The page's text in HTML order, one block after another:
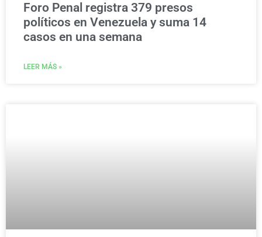
Foro Penal registra 379 presos
políticos en Venezuela y suma 14
casos en una semana
LEER MÁS »